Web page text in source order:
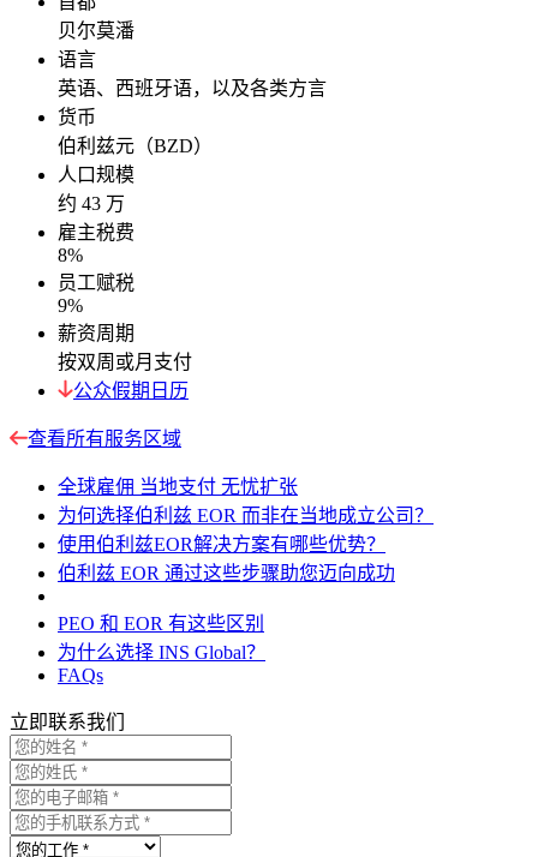
贝尔莫潘
语言
英语、西班牙语，以及各类方言
货币
伯利兹元（BZD）
人口规模
约 43 万
雇主税费
8%
员工赋税
9%
薪资周期
按双周或月支付
公众假期日历
查看所有服务区域
全球雇佣 当地支付 无忧扩张
为何选择伯利兹 EOR 而非在当地成立公司？
使用伯利兹EOR解决方案有哪些优势？
伯利兹 EOR 通过这些步骤助您迈向成功
PEO 和 EOR 有这些区别
为什么选择 INS Global？
FAQs
立即联系我们